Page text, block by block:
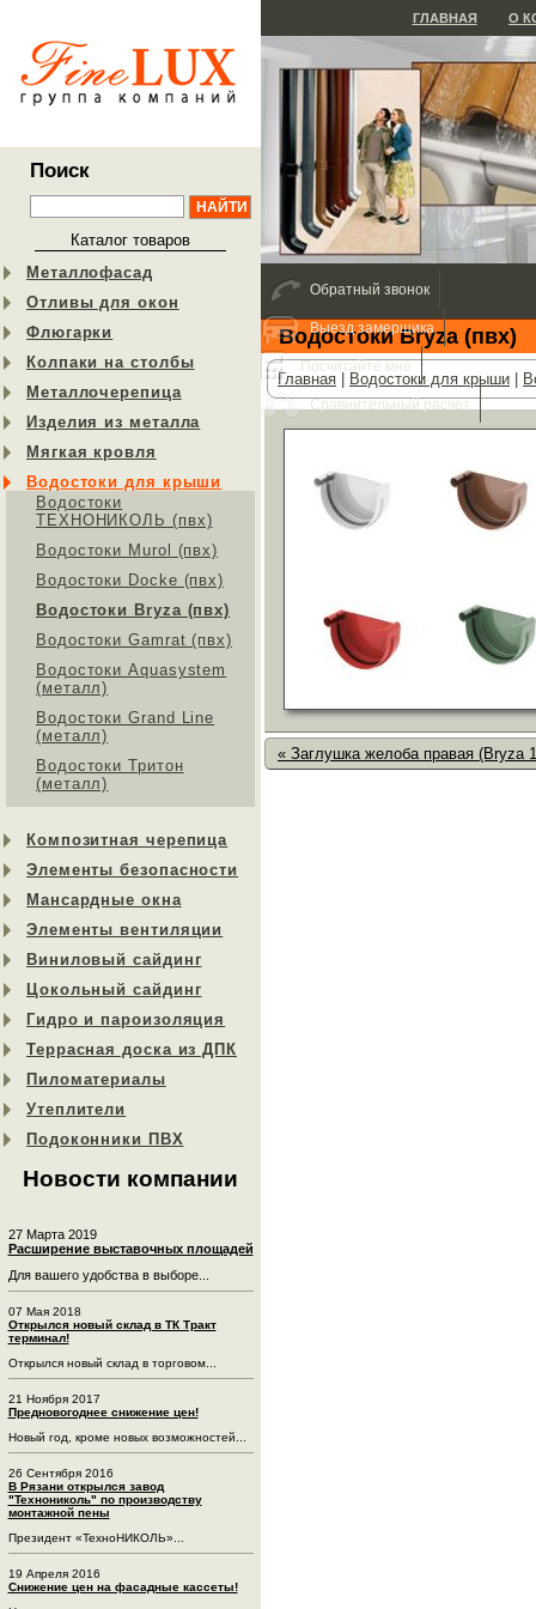
Поиск
Каталог товаров
Металлофасад
Отливы для окон
Флюгарки
Колпаки на столбы
Металлочерепица
Изделия из металла
Мягкая кровля
Водостоки для крыши
Водостоки
ТЕХНОНИКОЛЬ (пвх)
Водостоки Murol (пвх)
Водостоки Docke (пвх)
Водостоки Bryza (пвх)
Водостоки Gamrat (пвх)
Водостоки Aquasystem
(металл)
Водостоки Grand Line
(металл)
Водостоки Тритон
(металл)
Композитная черепица
Элементы безопасности
Мансардные окна
Элементы вентиляции
Виниловый сайдинг
Цокольный сайдинг
Гидро и пароизоляция
Террасная доска из ДПК
Пиломатериалы
Утеплители
Подоконники ПВХ
Новости компании
27 Марта 2019
Расширение выставочных площадей
Для вашего удобства в выборе...
07 Мая 2018
Открылся новый склад в ТК Тракт
терминал!
Открылся новый склад в торговом...
21 Ноября 2017
Предновогоднее снижение цен!
Новый год, кроме новых возможностей...
26 Сентября 2016
В Рязани открылся завод
"Технониколь" по производству
монтажной пены
Президент «ТехноНИКОЛЬ»...
19 Апреля 2016
Снижение цен на фасадные кассеты!
ГЛАВНАЯ О
Водостоки Bryza (пвх)
Главная Водостоки для крыши
« Заглушка желоба правая (Bryza
Обратный звонок
Выезд замерщика
Посчитайте мне
Сравнительный расчет